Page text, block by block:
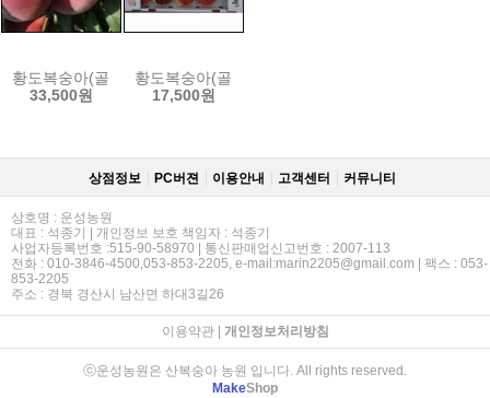
황도복숭아(골드라이트) 4.Kg(15~16과)
33,500원
황도복숭아(골드라이트) 2Kg(7~9과)
17,500원
상점정보 PC버젼 이용안내 고객센터 커뮤니티
상호명 : 운성농원
대표 : 석종기 | 개인정보 보호 책임자 : 석종기
사업자등록번호 :515-90-58970 | 통신판매업신고번호 : 2007-113
전화 : 010-3846-4500,053-853-2205, e-mail:marin2205@gmail.com | 팩스 : 053-
853-2205
주소 : 경북 경산시 남산면 하대3길26
이용약관| 개인정보처리방침
ⓒ운성농원은 산복숭아 농원 입니다. All rights reserved.
MakeShop